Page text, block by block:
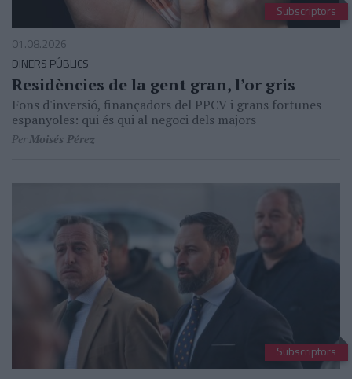
Subscriptors
01.08.2026
DINERS PÚBLICS
Residències de la gent gran, l’or gris
Fons d'inversió, finançadors del PPCV i grans fortunes
espanyoles: qui és qui al negoci dels majors
PerMoisés Pérez
Subscriptors